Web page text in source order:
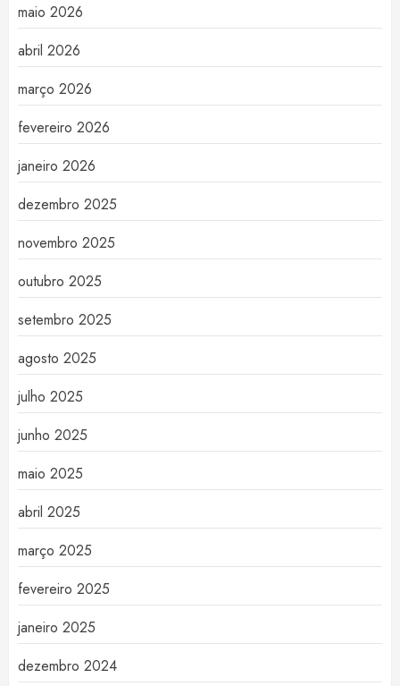
maio 2026
abril 2026
março 2026
fevereiro 2026
janeiro 2026
dezembro 2025
novembro 2025
outubro 2025
setembro 2025
agosto 2025
julho 2025
junho 2025
maio 2025
abril 2025
março 2025
fevereiro 2025
janeiro 2025
dezembro 2024